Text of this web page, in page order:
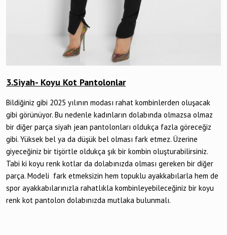
3.Siyah- Koyu Kot Pantolonlar
Bildiğiniz gibi 2025 yılının modası rahat kombinlerden oluşacak
gibi görünüyor. Bu nedenle kadınların dolabında olmazsa olmaz
bir diğer parça siyah jean pantolonları oldukça fazla göreceğiz
gibi. Yüksek bel ya da düşük bel olması fark etmez. Üzerine
giyeceğiniz bir tişörtle oldukça şık bir kombin oluşturabilirsiniz.
Tabi ki koyu renk kotlar da dolabınızda olması gereken bir diğer
parça. Modeli fark etmeksizin hem topuklu ayakkabılarla hem de
spor ayakkabılarınızla rahatlıkla kombinleyebileceğiniz bir koyu
renk kot pantolon dolabınızda mutlaka bulunmalı.